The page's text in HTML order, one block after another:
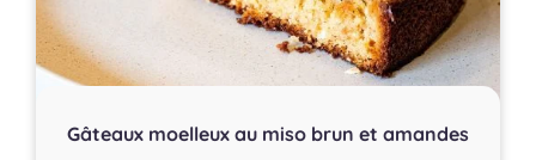
Gâteaux moelleux au miso brun et amandes